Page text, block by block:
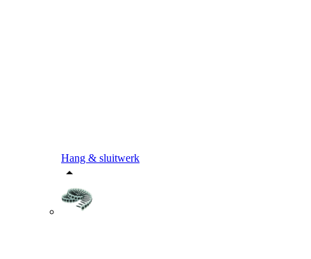
Hang & sluitwerk